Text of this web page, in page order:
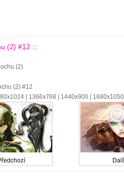
(2) #12 :::
(2)
(2) #12
| 1366x768 | 1440x900 |